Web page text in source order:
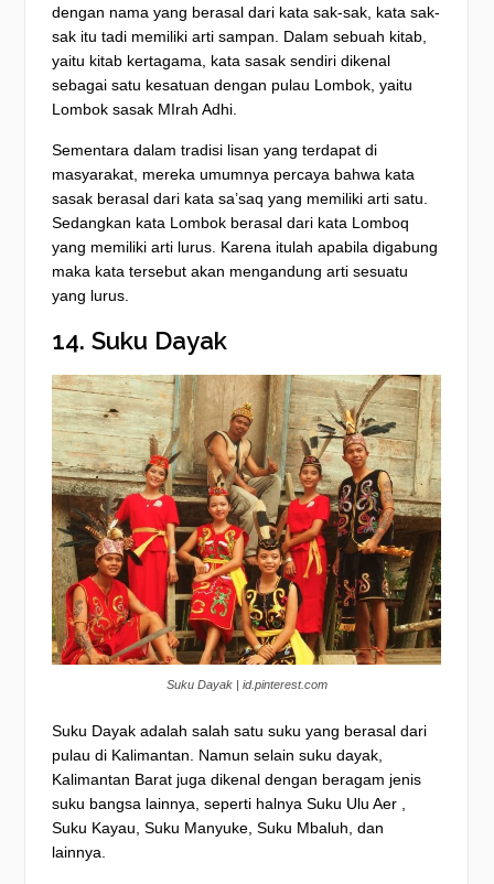
dengan nama yang berasal dari kata sak-sak, kata sak-
sak itu tadi memiliki arti sampan. Dalam sebuah kitab,
yaitu kitab kertagama, kata sasak sendiri dikenal
sebagai satu kesatuan dengan pulau Lombok, yaitu
Lombok sasak MIrah Adhi.
Sementara dalam tradisi lisan yang terdapat di
masyarakat, mereka umumnya percaya bahwa kata
sasak berasal dari kata sa’saq yang memiliki arti satu.
Sedangkan kata Lombok berasal dari kata Lomboq
yang memiliki arti lurus. Karena itulah apabila digabung
maka kata tersebut akan mengandung arti sesuatu
yang lurus.
14. Suku Dayak
Suku Dayak | id.pinterest.com
Suku Dayak adalah salah satu suku yang berasal dari
pulau di Kalimantan. Namun selain suku dayak,
Kalimantan Barat juga dikenal dengan beragam jenis
suku bangsa lainnya, seperti halnya Suku Ulu Aer ,
Suku Kayau, Suku Manyuke, Suku Mbaluh, dan
lainnya.